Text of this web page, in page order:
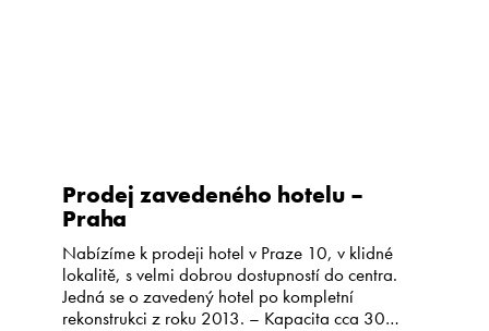
Prodej zavedeného hotelu –
Praha
Nabízíme k prodeji hotel v Praze 10, v klidné
lokalitě, s velmi dobrou dostupností do centra.
Jedná se o zavedený hotel po kompletní
rekonstrukci z roku 2013. – Kapacita cca 30